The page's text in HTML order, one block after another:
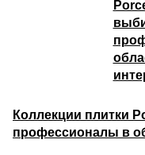
Коллекции плитки
профессионалы в